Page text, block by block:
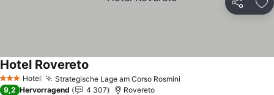
Teilen
3 SterneHotel Strategische Lage am Corso Rosmini
Hotel Rovereto
9,2 Hervorragend 4 307 Rovereto